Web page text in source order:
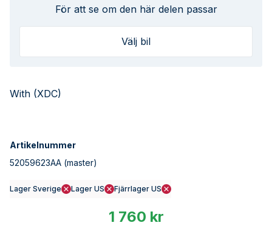
För att se om den här delen passar
Välj bil
With (XDC)
Artikelnummer
52059623AA (master)
Lager Sverige Lager US Fjärrlager US
1 760 kr